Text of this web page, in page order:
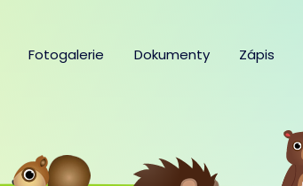
Fotogalerie Dokumenty Zápis